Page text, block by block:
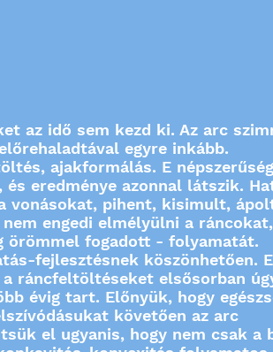
az idő sem kezd ki. Az arc
egyre inkább.
ajakformálás. E
eredménye azonnal látszik.
vonásokat, pihent, kisimult,
engedi elmélyülni a
örömmel fogadott - folyamatát.
fejlesztésnek köszönhetően.
ráncfeltöltéseket elsősorban
évig tart. Előnyük, hogy
követően az arc
el ugyanis, hogy nem csak a